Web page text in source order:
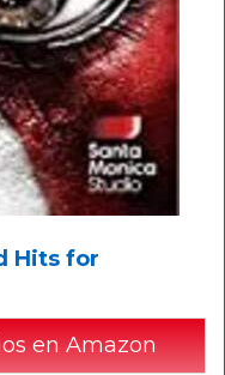
Hits for
en Amazon